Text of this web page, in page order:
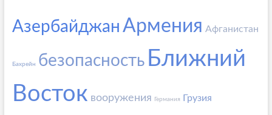
Азербайджан Армения Афганистан
Бахрейн безопасность Ближний
Восток вооружения Германия Грузия